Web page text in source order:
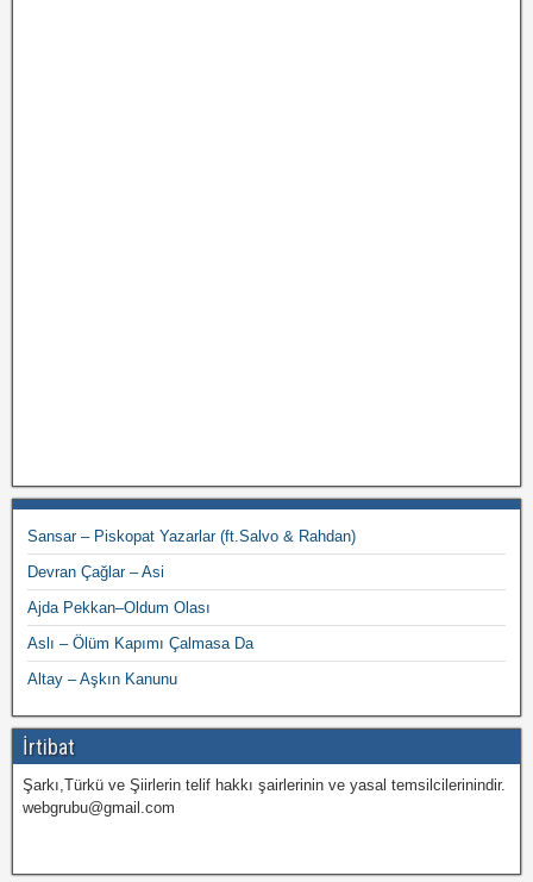
Sansar – Piskopat Yazarlar (ft.Salvo & Rahdan)
Devran Çağlar – Asi
Ajda Pekkan–Oldum Olası
Aslı – Ölüm Kapımı Çalmasa Da
Altay – Aşkın Kanunu
İrtibat
Şarkı,Türkü ve Şiirlerin telif hakkı şairlerinin ve yasal temsilcilerinindir.
webgrubu@gmail.com